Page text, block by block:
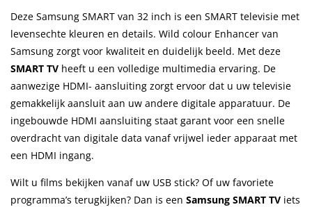
Deze Samsung SMART van 32 inch is een SMART televisie met
levensechte kleuren en details. Wild colour Enhancer van
Samsung zorgt voor kwaliteit en duidelijk beeld. Met deze
SMART TV heeft u een volledige multimedia ervaring. De
aanwezige HDMI- aansluiting zorgt ervoor dat u uw televisie
gemakkelijk aansluit aan uw andere digitale apparatuur. De
ingebouwde HDMI aansluiting staat garant voor een snelle
overdracht van digitale data vanaf vrijwel ieder apparaat met
een HDMI ingang.
Wilt u films bekijken vanaf uw USB stick? Of uw favoriete
programma’s terugkijken? Dan is een Samsung SMART TV iets